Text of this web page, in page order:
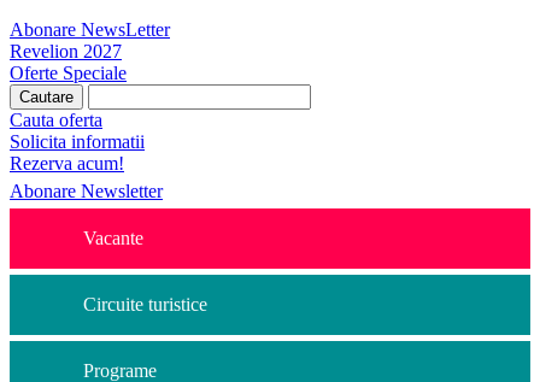
Abonare NewsLetter
Revelion 2027
Oferte Speciale
Cauta oferta
Solicita informatii
Rezerva acum!
Abonare Newsletter
Vacante
Circuite turistice
Programe